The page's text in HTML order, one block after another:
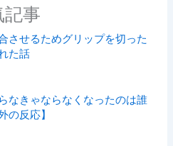
記事
させるためグリップを切った
た話
なきゃならなくなったのは誰
の反応】